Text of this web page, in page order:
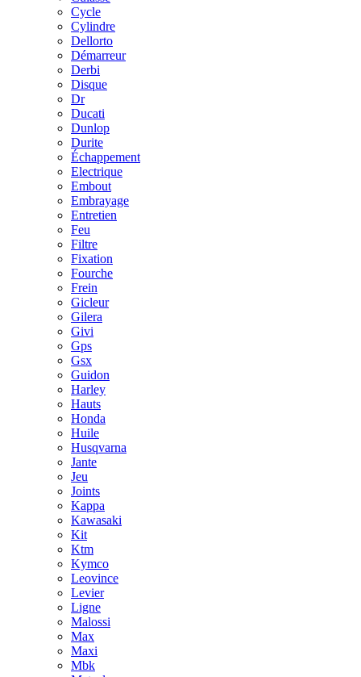
Cycle
Cylindre
Dellorto
Démarreur
Derbi
Disque
Dr
Ducati
Dunlop
Durite
Échappement
Electrique
Embout
Embrayage
Entretien
Feu
Filtre
Fixation
Fourche
Frein
Gicleur
Gilera
Givi
Gps
Gsx
Guidon
Harley
Hauts
Honda
Huile
Husqvarna
Jante
Jeu
Joints
Kappa
Kawasaki
Kit
Ktm
Kymco
Leovince
Levier
Ligne
Malossi
Max
Maxi
Mbk